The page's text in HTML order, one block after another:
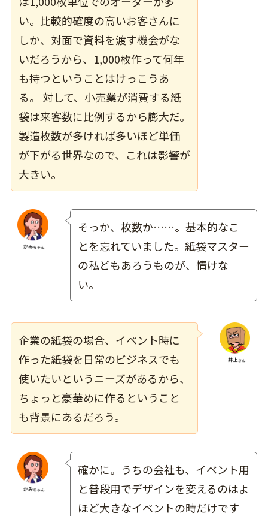
い。比較的確度の高いお客さんに
しか、対面で資料を渡す機会がな
いだろうから、1,000枚作って何年
も持つということはけっこうあ
る。 対して、小売業が消費する紙
袋は来客数に比例するから膨大だ。
製造枚数が多ければ多いほど単価
が下がる世界なので、これは影響が
大きい。
そっか、枚数か……。基本的なこ
とを忘れていました。紙袋マスター
の私どもあろうものが、情けな
い。
企業の紙袋の場合、イベント時に
作った紙袋を日常のビジネスでも
使いたいというニーズがあるから、
ちょっと豪華めに作るということ
も背景にあるだろう。
確かに。うちの会社も、イベント用
と普段用でデザインを変えるのはよ
ほど大きなイベントの時だけです